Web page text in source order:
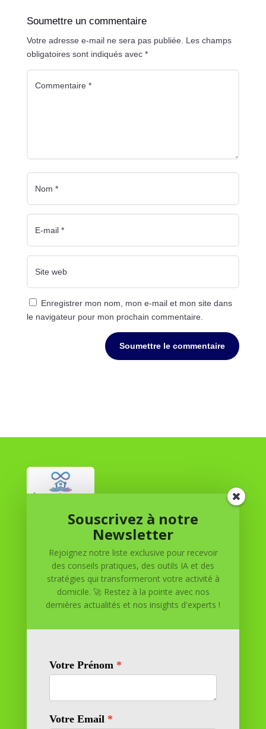
Soumettre un commentaire
Votre adresse e-mail ne sera pas publiée. Les champs
obligatoires sont indiqués avec *
Enregistrer mon nom, mon e-mail et mon site dans
le navigateur pour mon prochain commentaire.
Soumettre le commentaire
Réussite à Domicile
Réussite à Domicile est votre partenaire de confiance
pour atteindre vos objectifs depuis le confort de votre
maison. Nous offrons des solutions personnalisées pour
vous aider à réussir.
11 rue Richelieu
69100 VILLEURBANNE
Souscrivez à notre
Newsletter
Rejoignez notre liste exclusive pour recevoir
des conseils pratiques, des outils IA et des
stratégies qui transformeront votre activité à
domicile. 🚀 Restez à la pointe avec nos
dernières actualités et nos insights d'experts !